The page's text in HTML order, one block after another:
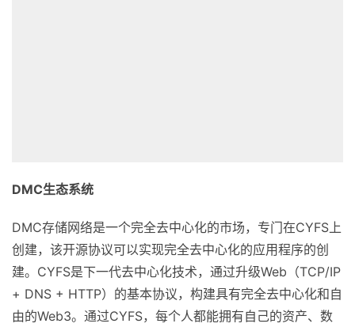
+ DNS + HTTP）的基本协议，构建具有完全去中心化和自
由的Web3。通过CYFS，每个人都能拥有自己的资产、数
据和应用程序。
DMC网络将消费者对去中心化存储的需求与矿工对去中心
化存储的供应相匹配。该网络还解决了去中心化存储客户面
临的许多困难和风险，例如价格欺诈、流动性不足和虚假存